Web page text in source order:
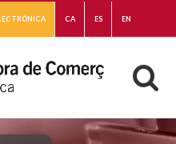
CA ES EN